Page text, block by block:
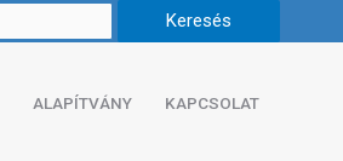
ALAPÍTVÁNY KAPCSOLAT